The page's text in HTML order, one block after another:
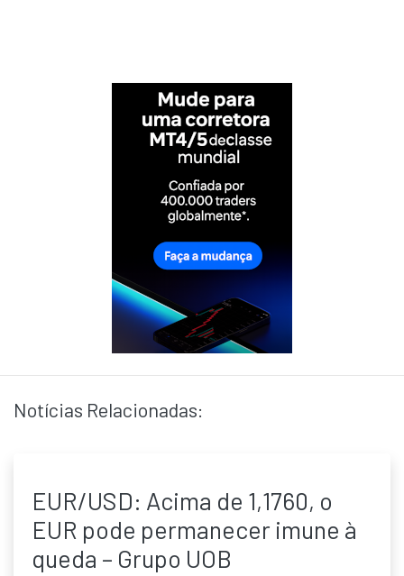
Notícias Relacionadas:
EUR/USD: Acima de 1,1760, o
EUR pode permanecer imune à
queda – Grupo UOB